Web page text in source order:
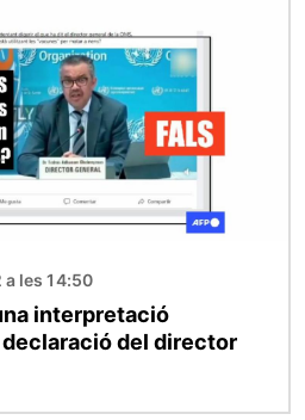
les 14:50
interpretació
declaració del director